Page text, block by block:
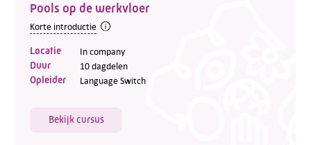
Pools op de werkvloer
Korte introductie
Locatie In company
Duur 10 dagdelen
Opleider Language Switch
Bekijk cursus